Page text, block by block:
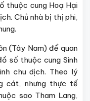
thuộc cung Hoạ Hại
Chủ nhà bị thị phi,
(Tây Nam) để quan
số thuộc cung Sinh
chu dịch. Theo lý
cát, nhưng thực tế
sao Tham Lang,